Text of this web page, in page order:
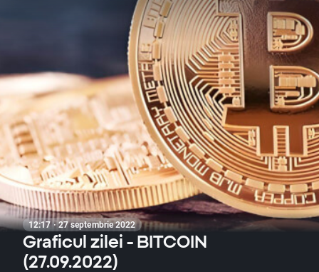
12:17 · 27 septembrie 2022
Graficul zilei - BITCOIN
(27.09.2022)